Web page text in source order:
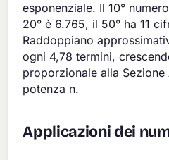
esponenziale. Il 10°
20° è 6.765, il 50° ha 11
Raddoppiano
ogni 4,78 termini,
proporzionale alla Sezione
potenza n.
Applicazioni dei